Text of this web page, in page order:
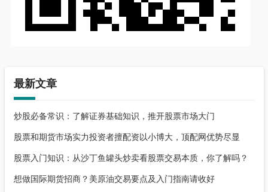
最新文章
炒股必备常识：了解证券基础知识，推开股票市场大门
股票和期货市场实力投资者擅配资以小博大，顶配网优势尽显
股票入门知识：从沙丁鱼罐头炒卖看股票交易本质，你了解吗？
想做国际期货招商？美原油交易要点及入门指南请收好